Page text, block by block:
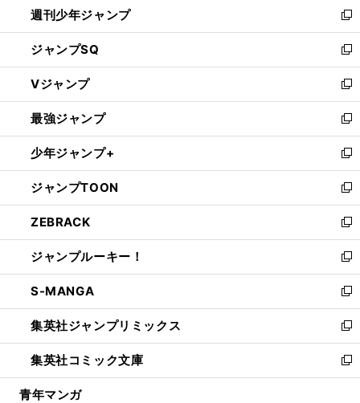
く
週刊少年ジャンプ
新
し
い
ウ
ィ
ン
ド
ウ
で
開
く
ジャンプSQ
新
し
い
ウ
ィ
ン
ド
ウ
で
開
く
Vジャンプ
新
し
い
ウ
ィ
ン
ド
ウ
で
開
く
最強ジャンプ
新
し
い
ウ
ィ
ン
ド
ウ
で
開
く
少年ジャンプ+
新
し
い
ウ
ィ
ン
ド
ウ
で
開
く
ジャンプTOON
新
し
い
ウ
ィ
ン
ド
ウ
で
開
く
ZEBRACK
新
し
い
ウ
ィ
ン
ド
ウ
で
開
ジャンプルーキー！
新
し
い
ウ
ィ
ン
ド
ウ
S-MANGA
新
し
い
ウ
ィ
ン
集英社ジャンプリミックス
新
し
い
ウ
集英社コミック文庫
新
し
青年マンガ